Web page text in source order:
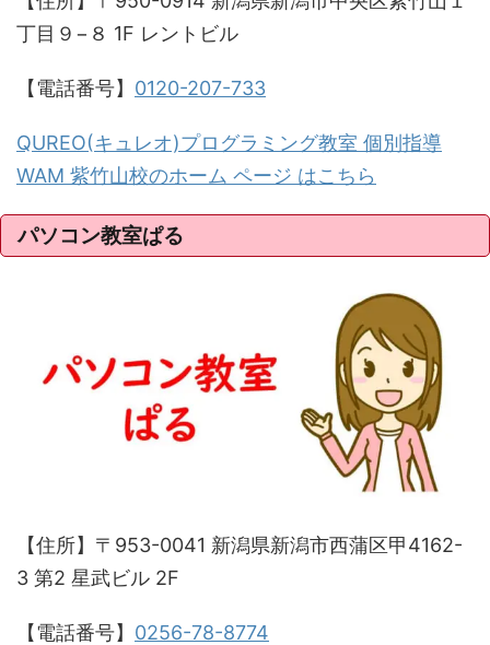
丁目９−８ 1F レントビル
【電話番号】 0120-207-733
QUREO(キュレオ)プログラミング教室 個別指導
WAM 紫竹山校のホーム ページ はこちら
パソコン教室ぱる
【住所】〒953-0041 新潟県新潟市西蒲区甲4162-
3 第2 星武ビル 2F
【電話番号】 0256-78-8774